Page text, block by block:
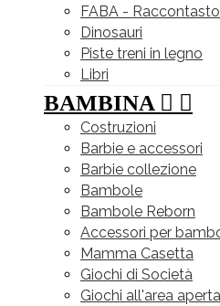
FABA -
Dinosauri
Piste treni in legno
Libri
BAMBINA  
Costruzioni
Barbie e accessori
Barbie collezione
Bambole
Bambole Reborn
Accessori per
Mamma Casetta
Giochi di Società
Giochi all'area